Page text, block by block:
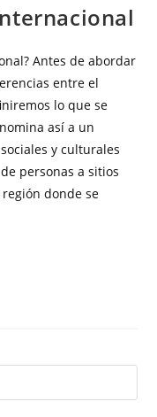
Antes de abordar
entre el
lo que se
así a un
y culturales
personas a sitios
donde se